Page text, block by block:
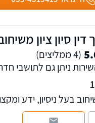
דין סיון ציון
(4 ממליצים)
ניתן גם לתושבי
בעל ניסיון, ידע
דרכים, דיני התעבורה